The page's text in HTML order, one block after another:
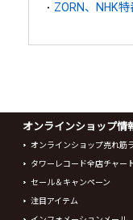
ZORN、NHK
オンラインショップ情
オンラインショップ売れ筋
タワーレコード全店チャー
セール＆キャンペーン
注目アイテム